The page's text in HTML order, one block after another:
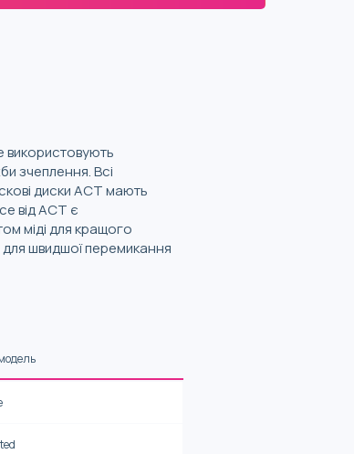
використовують
зчеплення. Всі
диски ACT мають
від ACT є
міді для кращого
для швидшої перемикання